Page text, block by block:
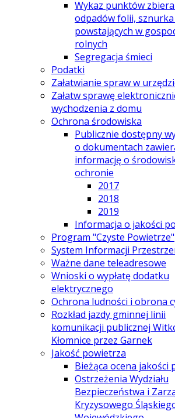
Wykaz punktów
odpadów folii,
powstających w
rolnych
Segregacja śmieci
Podatki
Załatwianie spraw w
Załatw sprawę
wychodzenia z domu
Ochrona środowiska
Publicznie dostępny
o dokumentach
informację o
ochronie
2017
2018
2019
Informacja o jakości
Program "Czyste Powietrze"
System Informacji
Ważne dane teleadresowe
Wnioski o wypłatę dodatku
elektrycznego
Ochrona ludności i obrona
Rozkład jazdy gminnej linii
komunikacji publicznej
Kłomnice przez Garnek
Jakość powietrza
Bieżąca ocena jakości
Ostrzeżenia Wydziału
Bezpieczeństwa i
Kryzysowego